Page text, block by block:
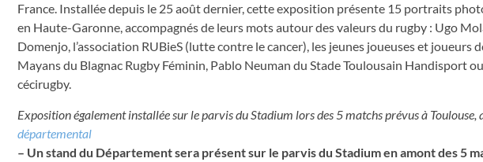
France. Installée depuis le 25 août dernier, cette exposition présente 15 portraits
en Haute-Garonne, accompagnés de leurs mots autour des valeurs du rugby : Ugo
Domenjo, l’association RUBieS (lutte contre le cancer), les jeunes joueuses et joueurs
Mayans du Blagnac Rugby Féminin, Pablo Neuman du Stade Toulousain Handisport
cécirugby.
Exposition également installée sur le parvis du Stadium lors des 5 matchs prévus à Toulouse,
départemental
– Un stand du Département sera présent sur le parvis du Stadium en amont des 5